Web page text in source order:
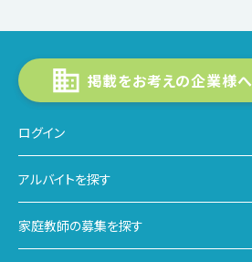
掲載をお考えの企業様へ
ログイン
アルバイトを探す
家庭教師の募集を探す